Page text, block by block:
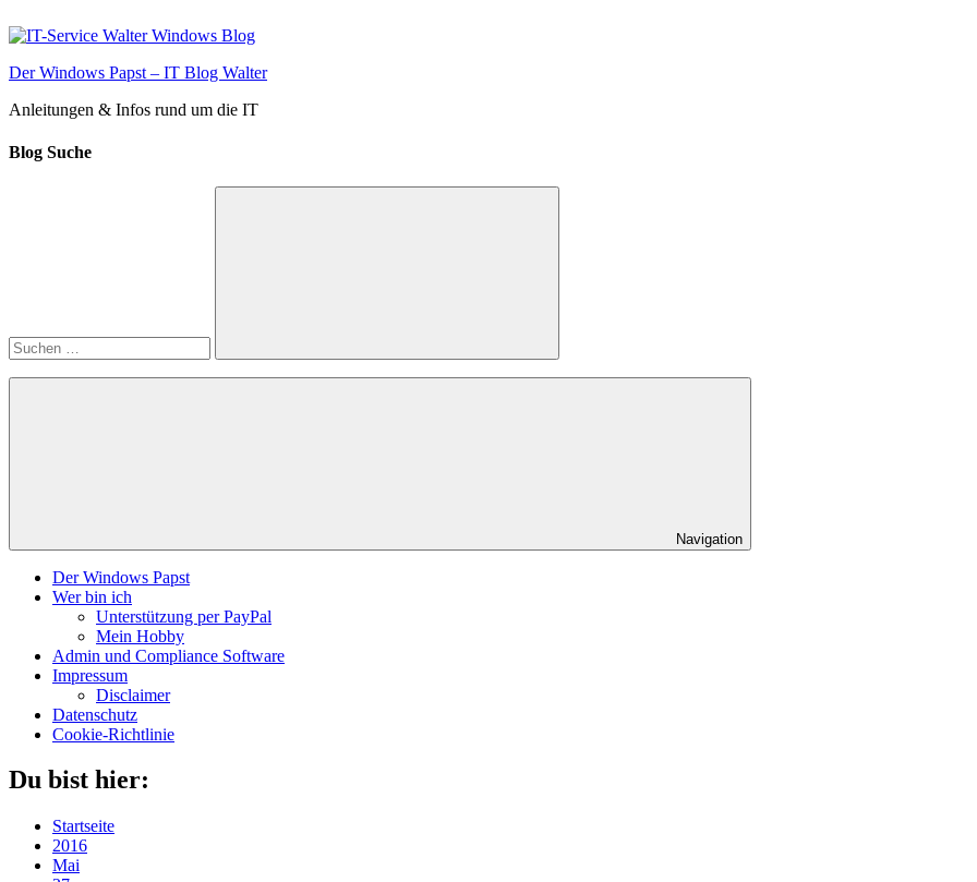
Inhalt
Der Windows Papst – IT Blog Walter
Anleitungen & Infos rund um die IT
Blog Suche
Suchen
Navigation
Der Windows Papst
Wer bin ich
Unterstützung per PayPal
Mein Hobby
Admin und Compliance Software
Impressum
Disclaimer
Datenschutz
Cookie-Richtlinie
Du bist hier:
Startseite
2016
Mai